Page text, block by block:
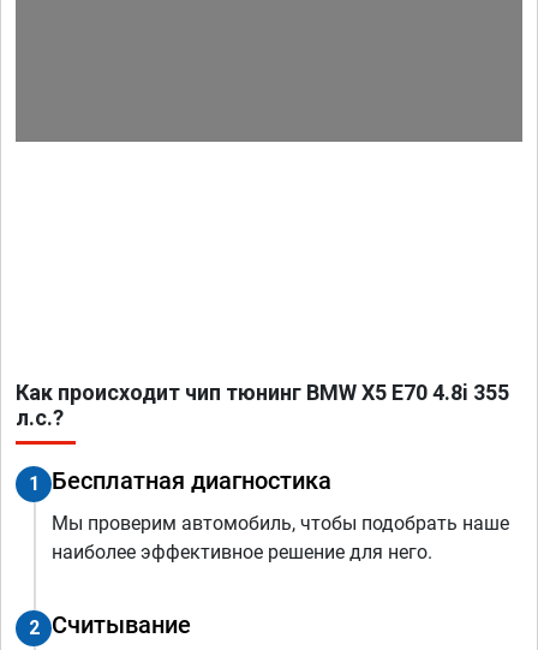
Как происходит чип тюнинг BMW X5 E70 4.8i 355
л.с.?
1 Бесплатная диагностика
Мы проверим автомобиль, чтобы подобрать наше
наиболее эффективное решение для него.
2 Считывание